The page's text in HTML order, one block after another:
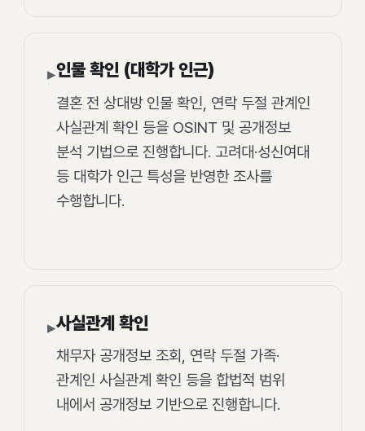
▸인물 확인 (대학가 인근)
결혼 전 상대방 인물 확인, 연락 두절 관계인
사실관계 확인 등을 OSINT 및 공개정보
분석 기법으로 진행합니다. 고려대·성신여대
등 대학가 인근 특성을 반영한 조사를
수행합니다.
▸사실관계 확인
채무자 공개정보 조회, 연락 두절 가족·
관계인 사실관계 확인 등을 합법적 범위
내에서 공개정보 기반으로 진행합니다.